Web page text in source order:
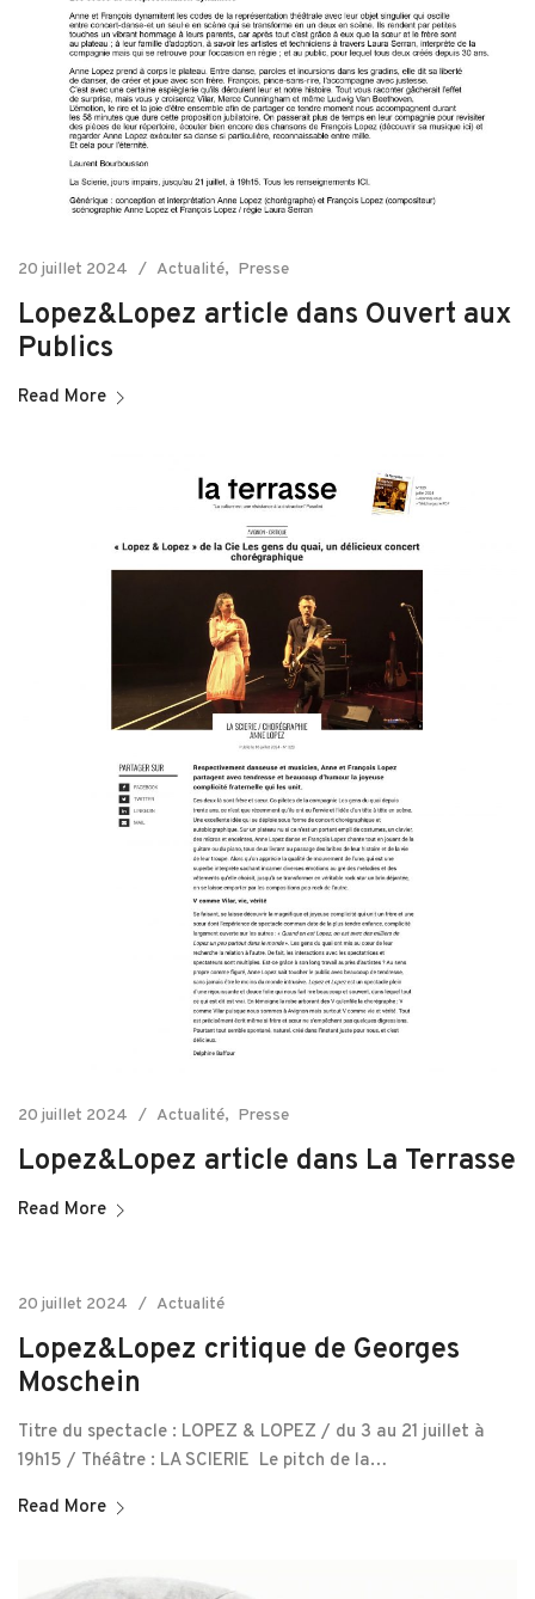
20 juillet 2024 Actualité Presse
Lopez&Lopez article dans Ouvert aux
Publics
Read More
20 juillet 2024 Actualité Presse
Lopez&Lopez article dans La Terrasse
Read More
20 juillet 2024 Actualité
Lopez&Lopez critique de Georges
Moschein
Titre du spectacle : LOPEZ & LOPEZ / du 3 au 21 juillet à
19h15 / Théâtre : LA SCIERIE Le pitch de la…
Read More